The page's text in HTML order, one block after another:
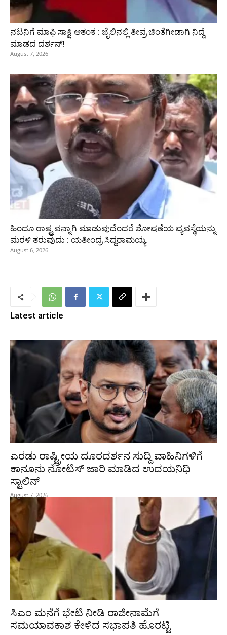
ನಟನಿಗೆ ಮಾಫಿ ಸಾಕ್ಷಿ ಆತಂಕ : ಜೈಲಿನಲ್ಲಿ ತೀವ್ರ ಚಿಂತೆಗೀಡಾಗಿ ನಿದ್ದೆ
ಮಾಡದ ದರ್ಶನ್!
August 7, 2026
ಹಿಂದೂ ರಾಷ್ಟ್ರವನ್ನಾಗಿ ಮಾಡುವುದೆಂದರೆ ಶೋಷಣೆಯ ವ್ಯವಸ್ಥೆಯನ್ನು
ಮರಳಿ ತರುವುದು : ಯತೀಂದ್ರ ಸಿದ್ದರಾಮಯ್ಯ
August 6, 2026
Latest article
ಎರಡು ರಾಷ್ಟ್ರೀಯ ದೂರದರ್ಶನ ಸುದ್ದಿ ವಾಹಿನಿಗಳಿಗೆ
ಕಾನೂನು ನೋಟಿಸ್ ಜಾರಿ ಮಾಡಿದ ಉದಯನಿಧಿ
ಸ್ಟಾಲಿನ್
August 7, 2026
ಸಿಎಂ ಮನೆಗೆ ಭೇಟಿ ನೀಡಿ ರಾಜೀನಾಮೆಗೆ
ಸಮಯಾವಕಾಶ ಕೇಳಿದ ಸಭಾಪತಿ ಹೊರಟ್ಟಿ